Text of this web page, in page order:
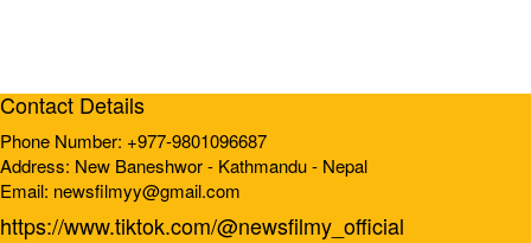
Contact Details
Phone Number: +977-9801096687
Address: New Baneshwor - Kathmandu - Nepal
Email: newsfilmyy@gmail.com
https://www.tiktok.com/@newsfilmy_official